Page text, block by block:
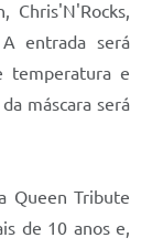
Chris'N'Rocks,
entrada será
temperatura e
máscara será
Queen Tribute
de 10 anos e,